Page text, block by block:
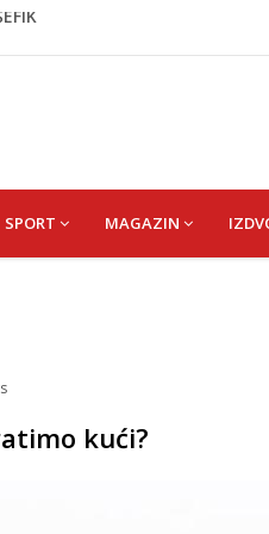
protiv Infantina na izborima:
Arabija već mjesec nije
sezone Wwin lige
SPORT MAGAZIN
kući?